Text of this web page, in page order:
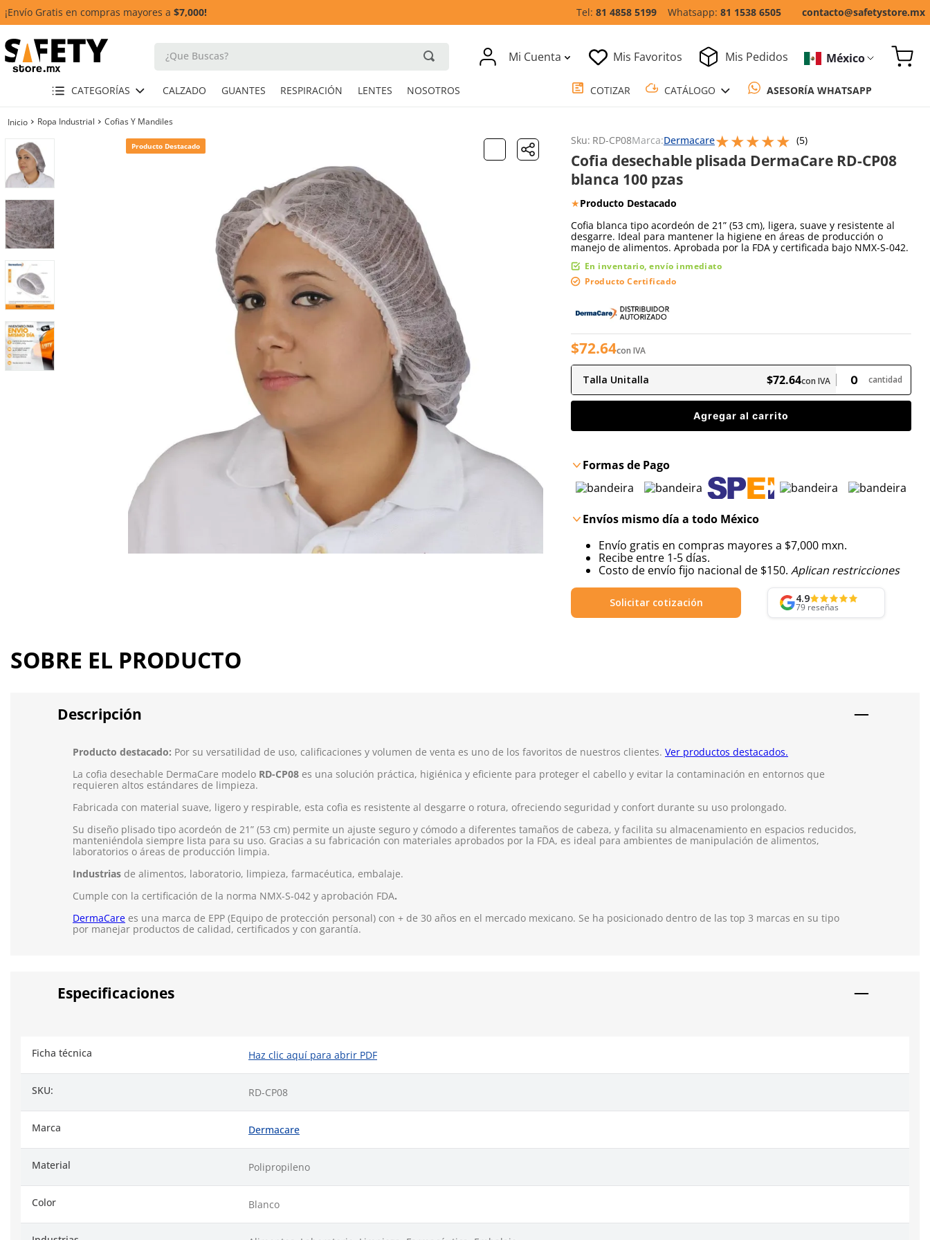
¡Envío Gratis en compras mayores a $7,000! 81 4858 5199 81 1538 6505 contacto@safetystore.mx
Mi Cuenta Mis Favoritos Mis Pedidos México
Ropa Industrial Cofias Y Mandiles
Producto Destacado Sku: RD-CP08Marca:Dermacare★★★★★ (5)
Escribe un comentario
Cofia desechable plisada DermaCare RD-CP08
blanca 100 pzas
★Producto Destacado
Cofia blanca tipo acordeón de 21” (53 cm), ligera, suave y resistente al
desgarre. Ideal para mantener la higiene en áreas de producción o
manejo de alimentos. Aprobada por la FDA y certificada bajo NMX-S-042.
En inventario, envío inmediato
Producto Certificado
$72.64con IVA
Talla Unitalla $72.64con IVA cantidad
Agregar al carrito
Formas de Pago
Envíos mismo día a todo México
Envío gratis en compras mayores a $7,000 mxn.
Recibe entre 1-5 días.
Costo de envío fijo nacional de $150. Aplican restricciones
Solicitar cotización 4.9
79 reseñas
SOBRE EL PRODUCTO
Descripción
Producto destacado: Por su versatilidad de uso, calificaciones y volumen de venta es uno de los favoritos de nuestros clientes. Ver productos destacados.
La cofia desechable DermaCare modelo RD-CP08 es una solución práctica, higiénica y eficiente para proteger el cabello y evitar la contaminación en entornos que
requieren altos estándares de limpieza.
Fabricada con material suave, ligero y respirable, esta cofia es resistente al desgarre o rotura, ofreciendo seguridad y confort durante su uso prolongado.
Su diseño plisado tipo acordeón de 21” (53 cm) permite un ajuste seguro y cómodo a diferentes tamaños de cabeza, y facilita su almacenamiento en espacios reducidos,
manteniéndola siempre lista para su uso. Gracias a su fabricación con materiales aprobados por la FDA, es ideal para ambientes de manipulación de alimentos,
laboratorios o áreas de producción limpia.
Industrias de alimentos, laboratorio, limpieza, farmacéutica, embalaje.
Cumple con la certificación de la norma NMX-S-042 y aprobación FDA.
DermaCare es una marca de EPP (Equipo de protección personal) con + de 30 años en el mercado mexicano. Se ha posicionado dentro de las top 3 marcas en su tipo
por manejar productos de calidad, certificados y con garantía.
Especificaciones
Ficha técnica Haz clic aquí para abrir PDF
SKU: RD-CP08
Marca Dermacare
Material Polipropileno
Color Blanco
MÁS BUSCADOS
chalecos
guante
guantes
overol
arnes
cascos